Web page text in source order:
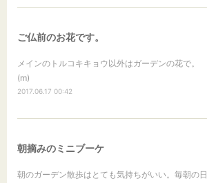
ご仏前のお花です。
メインのトルコキキョウ以外はガーデンの花で。
(m)
2017.06.17 00:42
朝摘みのミニブーケ
朝のガーデン散歩はとても気持ちがいい。毎朝の日